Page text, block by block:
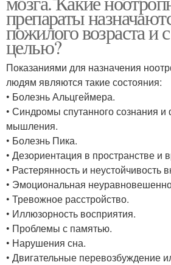
препараты
пожилого возраста и
целью?
Показаниями для назначения
людям являются такие состояния:
• Болезнь Альцгеймера.
• Синдромы спутанного сознания и
мышления.
• Болезнь Пика.
• Дезориентация в пространстве и
• Растерянность и неустойчивость
• Эмоциональная
• Тревожное расстройство.
• Иллюзорность восприятия.
• Проблемы с памятью.
• Нарушения сна.
• Двигательные перевозбуждение